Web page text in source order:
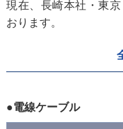
現在、長崎本社・東
おります。
●電線ケーブル